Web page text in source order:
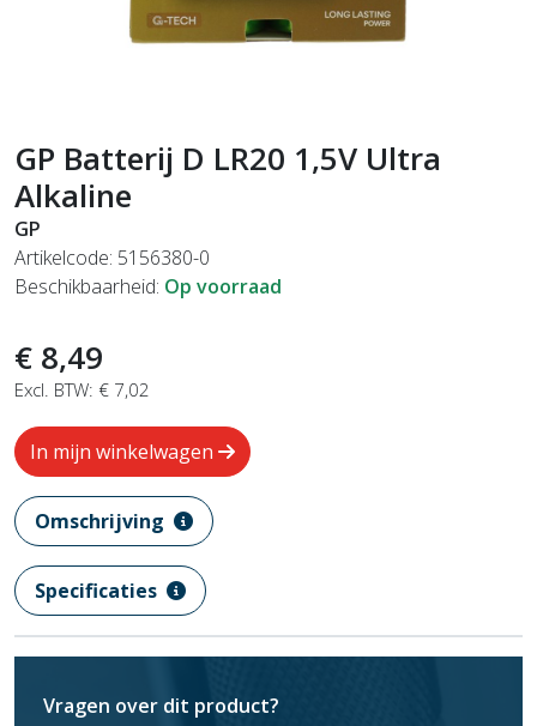
GP Batterij D LR20 1,5V Ultra
Alkaline
GP
Artikelcode: 5156380-0
Beschikbaarheid: Op voorraad
€ 8,49
Excl. BTW: € 7,02
In mijn winkelwagen
Omschrijving
Specificaties
Vragen over dit product?